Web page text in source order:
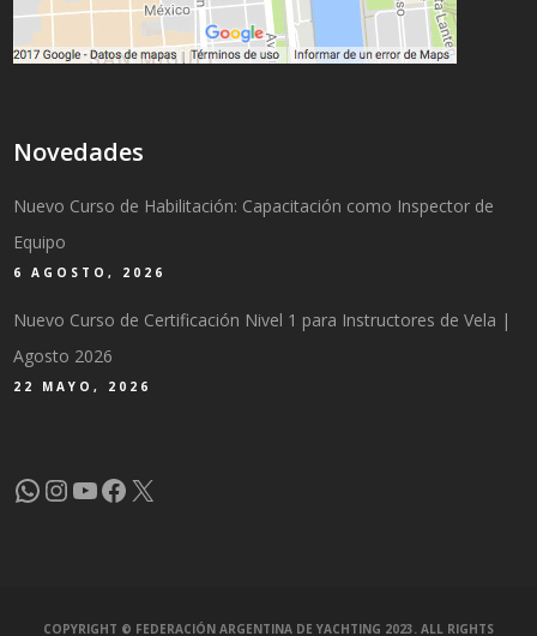
Novedades
Nuevo Curso de Habilitación: Capacitación como Inspector de
Equipo
6 AGOSTO, 2026
Nuevo Curso de Certificación Nivel 1 para Instructores de Vela |
Agosto 2026
22 MAYO, 2026
WhatsApp
Instagram
YouTube
Facebook
X
COPYRIGHT © FEDERACIÓN ARGENTINA DE YACHTING 2023. ALL RIGHTS